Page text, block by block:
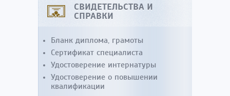
СВИДЕТЕЛЬСТВА И
СПРАВКИ
Бланк диплома, грамоты
Сертификат специалиста
Удостоверение интернатуры
Удостоверение о повышении
квалификации